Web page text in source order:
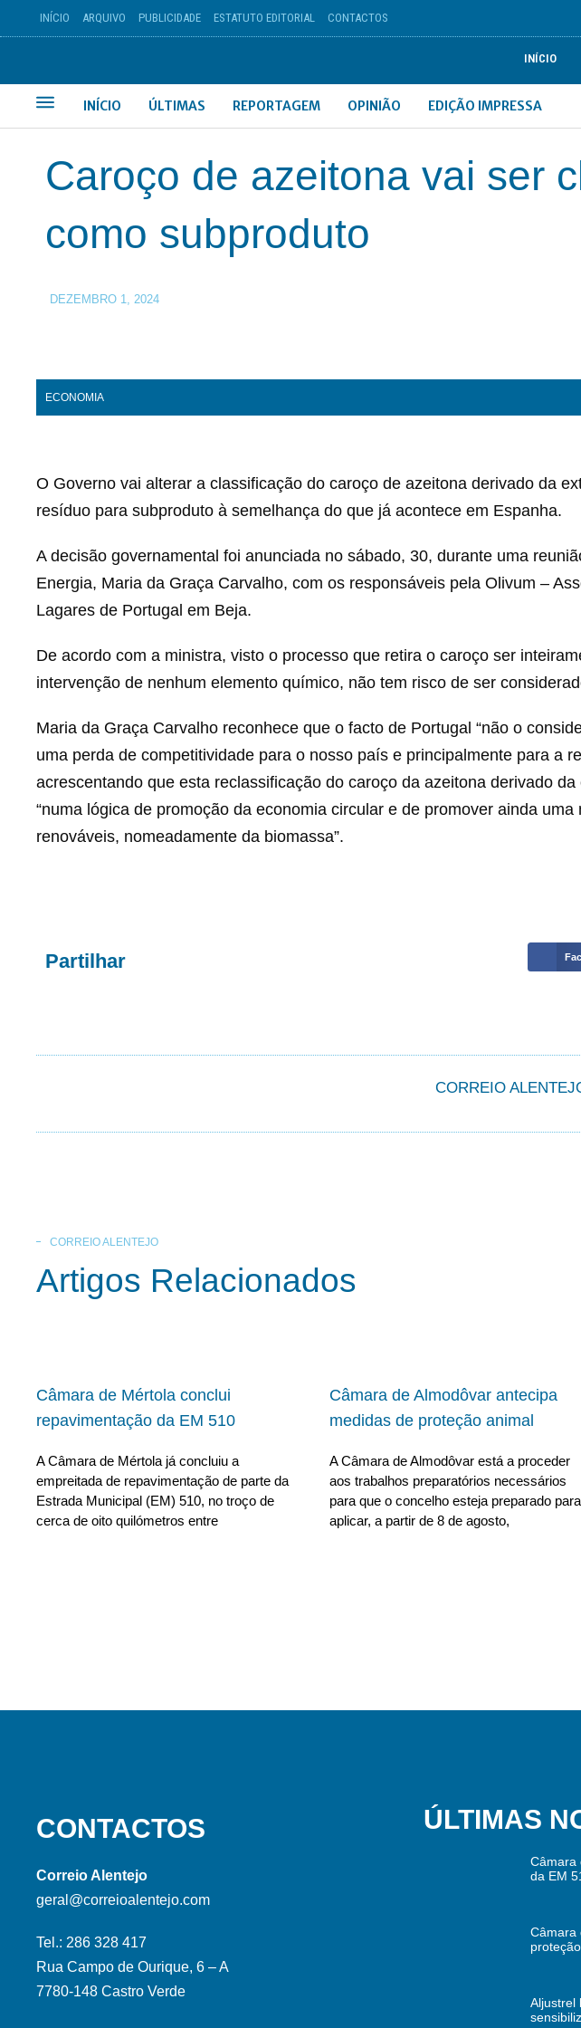
INÍCIO ARQUIVO PUBLICIDADE ESTATUTO EDITORIAL CONTACTOS
INÍCIO
INÍCIO ÚLTIMAS REPORTAGEM OPINIÃO EDIÇÃO IMPRESSA
Caroço de azeitona vai ser
como subproduto
DEZEMBRO 1, 2024
ECONOMIA
O Governo vai alterar a classificação do caroço de azeitona derivado da
resíduo para subproduto à semelhança do que já acontece em Espanha.
A decisão governamental foi anunciada no sábado, 30, durante uma
Energia, Maria da Graça Carvalho, com os responsáveis pela Olivum –
Lagares de Portugal em Beja.
De acordo com a ministra, visto o processo que retira o caroço ser
intervenção de nenhum elemento químico, não tem risco de ser
Maria da Graça Carvalho reconhece que o facto de Portugal “não o
uma perda de competitividade para o nosso país e principalmente para a
acrescentando que esta reclassificação do caroço da azeitona derivado
“numa lógica de promoção da economia circular e de promover ainda
renováveis, nomeadamente da biomassa”.
Partilhar
CORREIO
CORREIO ALENTEJO
Artigos Relacionados
Câmara de Mértola conclui
repavimentação da EM 510
A Câmara de Mértola já concluiu a
empreitada de repavimentação de parte da
Estrada Municipal (EM) 510, no troço de
cerca de oito quilómetros entre
Câmara de Almodôvar antecipa
medidas de proteção animal
A Câmara de Almodôvar está a proceder
aos trabalhos preparatórios necessários
para que o concelho esteja preparado para
aplicar, a partir de 8 de agosto,
CONTACTOS
Correio Alentejo
geral@correioalentejo.com
Tel.: 286 328 417
Rua Campo de Ourique, 6 – A
7780-148 Castro Verde
ÚLTIMAS
Câmara
da EM
Câmara
Aljustrel